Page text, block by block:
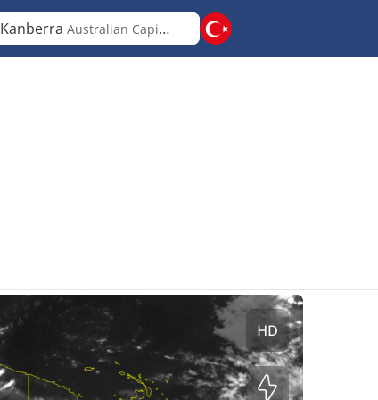
Kanberra Australian Capital Territory